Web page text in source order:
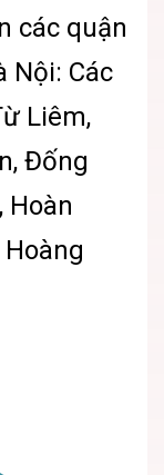
các quận
Nội: Các
Liêm,
Đống
Hoàn